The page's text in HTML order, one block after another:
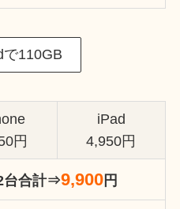
110GB
円
iPad
4,950円
台合計⇒9,900 円